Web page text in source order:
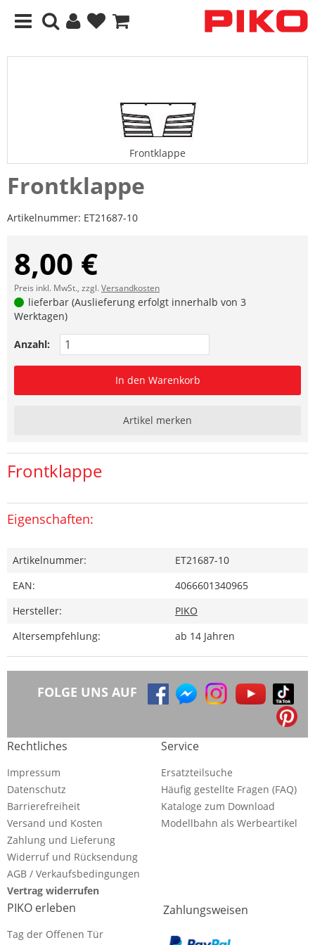
Frontklappe
Frontklappe
Artikelnummer: ET21687-10
8,00 €
Preis inkl. MwSt., zzgl.Versandkosten
lieferbar (Auslieferung erfolgt innerhalb von 3
Werktagen)
Anzahl:
In den Warenkorb
Artikel merken
Frontklappe
Eigenschaften:
Artikelnummer:
ET21687-10
EAN:
4066601340965
Hersteller:
PIKO
Altersempfehlung:
ab 14 Jahren
FOLGE UNS AUF
Rechtliches
Impressum
Datenschutz
Barrierefreiheit
Versand und Kosten
Zahlung und Lieferung
Widerruf und Rücksendung
AGB / Verkaufsbedingungen
Vertrag widerrufen
Service
Ersatzteilsuche
Häufig gestellte Fragen (FAQ)
Kataloge zum Download
Modellbahn als Werbeartikel
PIKO erleben
Tag der Offenen Tür
Zahlungsweisen